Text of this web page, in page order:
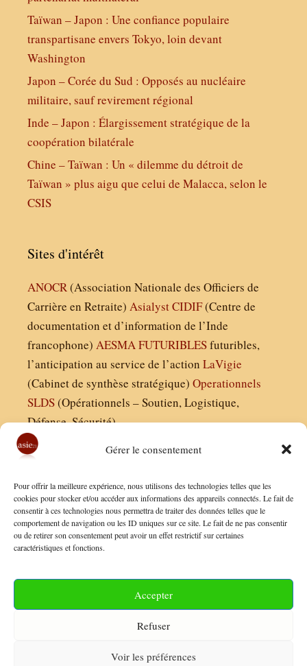
Gérer le consentement
Pour offrir la meilleure expérience, nous utilisons des technologies telles que les
cookies pour stocker et/ou accéder aux informations des appareils connectés. Le fait de
consentir à ces technologies nous permettra de traiter des données telles que le
comportement de navigation ou les ID uniques sur ce site. Le fait de ne pas consentir
ou de retirer son consentement peut avoir un effet restrictif sur certaines
caractéristiques et fonctions.
Accepter
Refuser
Voir les préférences
Taïwan – Japon : Une confiance populaire
transpartisane envers Tokyo, loin devant
Washington
Japon – Corée du Sud : Opposés au nucléaire
militaire, sauf revirement régional
Inde – Japon : Élargissement stratégique de la
coopération bilatérale
Chine – Taïwan : Un « dilemme du détroit de
Taïwan » plus aigu que celui de Malacca, selon le
CSIS
Sites d'intérêt
ANOCR(Association Nationale des Officiers de
Carrière en Retraite) AsialystCIDIF(Centre de
documentation et d’information de l’Inde
francophone) AESMAFUTURIBLESfuturibles,
l’anticipation au service de l’action LaVigie
(Cabinet de synthèse stratégique) Operationnels
SLDS(Opérationnels – Soutien, Logistique,
Défense, Sécurité)
Finaldées EURL
Siège social : 13 avenue Boudon, 75016, Paris
Nous contacter
Conditions Générales de Vente
Politique de Confidentialité